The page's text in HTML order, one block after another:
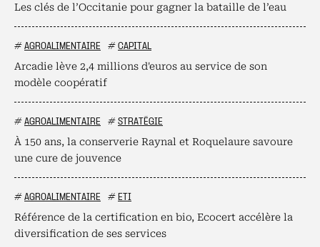
Les clés de l’Occitanie pour gagner la bataille de l’eau
# AGROALIMENTAIRE # CAPITAL
Arcadie lève 2,4 millions d'euros au service de son
modèle coopératif
# AGROALIMENTAIRE # STRATÉGIE
À 150 ans, la conserverie Raynal et Roquelaure savoure
une cure de jouvence
# AGROALIMENTAIRE # ETI
Référence de la certification en bio, Ecocert accélère la
diversification de ses services